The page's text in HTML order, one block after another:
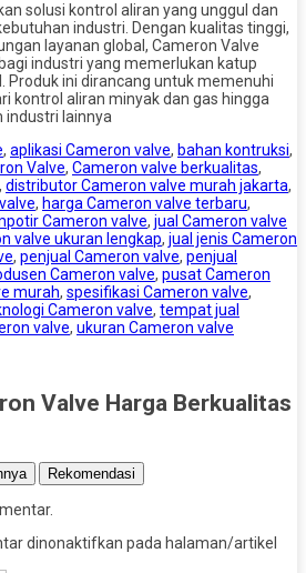
solusi kontrol aliran yang unggul dan
industri. Dengan kualitas tinggi,
layanan global, Cameron Valve
industri yang memerlukan katup
Produk ini dirancang untuk memenuhi
kontrol aliran minyak dan gas hingga
industri lainnya
, aplikasi Cameron valve, bahan kontruksi,
Valve, Cameron valve berkualitas,
, distributor Cameron valve murah jakarta,
, harga Cameron valve terbaru,
Cameron valve, jual Cameron valve
valve ukuran lengkap, jual jenis Cameron
, penjual Cameron valve, penjual
Cameron valve, pusat Cameron
murah, spesifikasi Cameron valve,
Cameron valve, tempat jual
valve, ukuran Cameron valve
Valve Harga Berkualitas
Rekomendasi
dinonaktifkan pada halaman/artikel